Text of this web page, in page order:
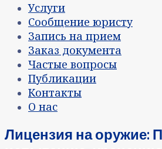
Услуги
Сообщение юристу
Запись на прием
Заказ документа
Частые вопросы
Публикации
Контакты
О нас
Лицензия на оружие: